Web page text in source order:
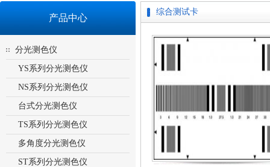
产品中心
分光测色仪
YS系列分光测色仪
NS系列分光测色仪
台式分光测色仪
TS系列分光测色仪
多角度分光测色仪
ST系列分光测色仪
综合测试卡